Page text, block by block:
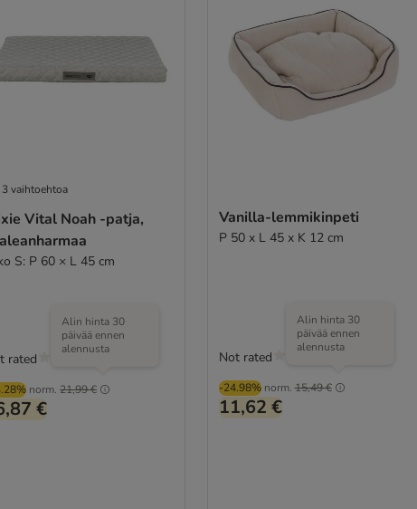
3 vaihtoehtoa
Vital Noah -patja,
S: P 60 × L 45 cm
norm. 21,99 €
Alin hinta 30
päivää ennen
alennusta
€
rated
Vanilla-lemmikinpeti
P 50 x L 45 x K 12 cm
-24.98% norm. 15,49 €
Alin hinta 30
päivää ennen
alennusta
11,62 €
Not rated